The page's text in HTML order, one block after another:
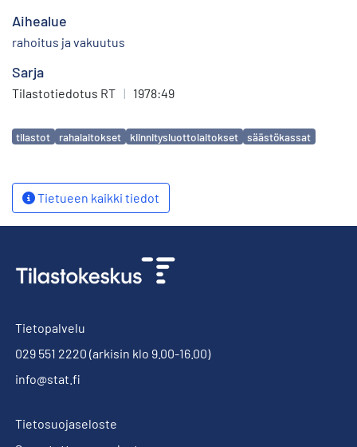
Aihealue
rahoitus ja vakuutus
Sarja
Tilastotiedotus RT | 1978:49
Avainsanat
tilastot rahalaitokset kiinnitysluottolaitokset säästökassat
Tietueen kaikki tiedot
Tietopalvelu
029 551 2220 (arkisin klo 9.00-16.00)
info@stat.fi
Tietosuojaseloste